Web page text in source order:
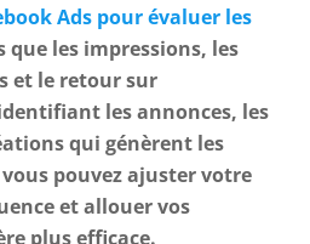
Ads pour évaluer les
que les impressions, les
et le retour sur
les annonces, les
qui génèrent les
pouvez ajuster votre
et allouer vos
plus efficace.